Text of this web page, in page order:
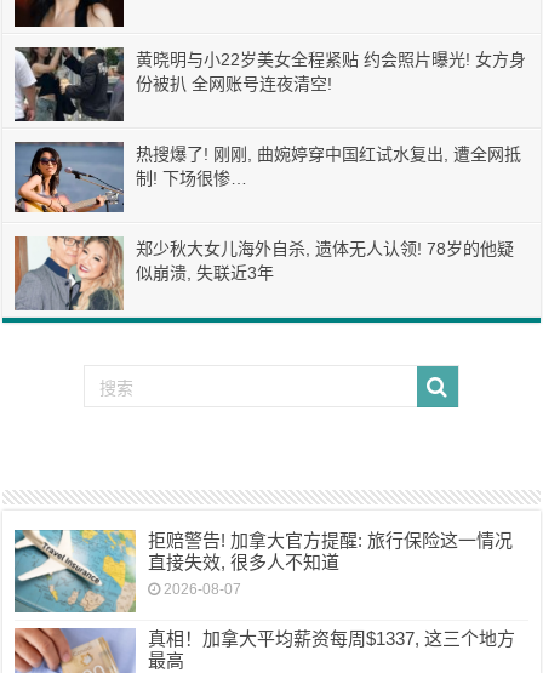
黄晓明与小22岁美女全程紧贴 约会照片曝光! 女方身
份被扒 全网账号连夜清空!
热搜爆了! 刚刚, 曲婉婷穿中国红试水复出, 遭全网抵
制! 下场很惨…
郑少秋大女儿海外自杀, 遗体无人认领! 78岁的他疑
似崩溃, 失联近3年
拒赔警告! 加拿大官方提醒: 旅行保险这一情况
直接失效, 很多人不知道
2026-08-07
真相！加拿大平均薪资每周$1337, 这三个地方
最高